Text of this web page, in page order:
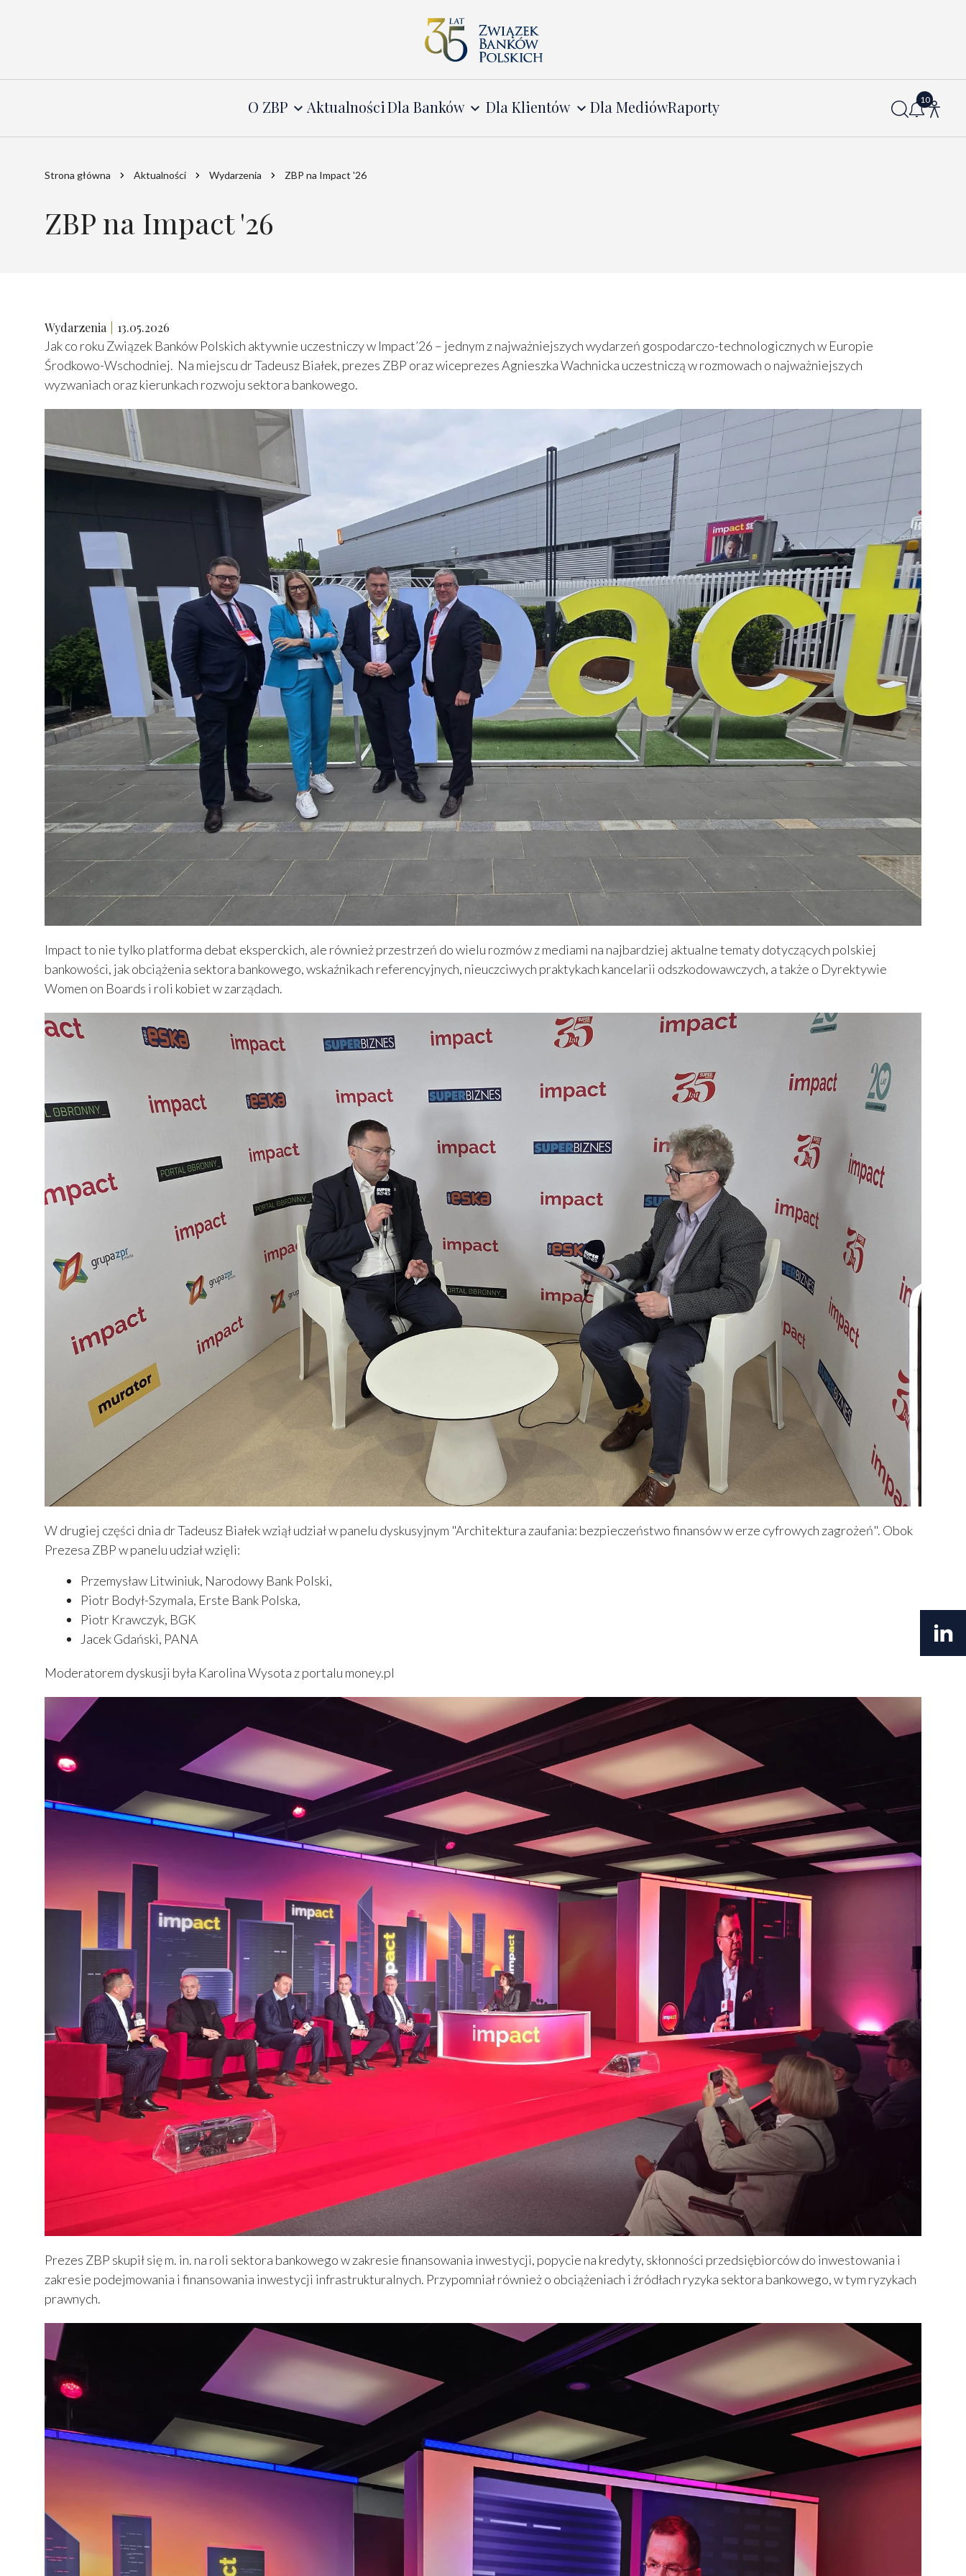
O ZBP AktualnościDla Banków Dla Klientów Dla MediówRaporty
Strona główna Aktualności Wydarzenia ZBP na Impact '26
ZBP na Impact '26
Wydarzenia 13.05.2026
Jak co roku Związek Banków Polskich aktywnie uczestniczy w Impact’26 – jednym z najważniejszych wydarzeń gospodarczo-technologicznych w Europie
Środkowo-Wschodniej. Na miejscu dr Tadeusz Białek, prezes ZBP oraz wiceprezes Agnieszka Wachnicka uczestniczą w rozmowach o najważniejszych
wyzwaniach oraz kierunkach rozwoju sektora bankowego.
Impact to nie tylko platforma debat eksperckich, ale również przestrzeń do wielu rozmów z mediami na najbardziej aktualne tematy dotyczących polskiej
bankowości, jak obciążenia sektora bankowego, wskaźnikach referencyjnych, nieuczciwych praktykach kancelarii odszkodowawczych, a także o Dyrektywie
Women on Boards i roli kobiet w zarządach.
W drugiej części dnia dr Tadeusz Białek wziął udział w panelu dyskusyjnym "Architektura zaufania: bezpieczeństwo finansów w erze cyfrowych zagrożeń". Obok
Prezesa ZBP w panelu udział wzięli:
Przemysław Litwiniuk, Narodowy Bank Polski,
Piotr Bodył-Szymala, Erste Bank Polska,
Piotr Krawczyk, BGK
Jacek Gdański, PANA
Moderatorem dyskusji była Karolina Wysota z portalu money.pl
Prezes ZBP skupił się m. in. na roli sektora bankowego w zakresie finansowania inwestycji, popycie na kredyty, skłonności przedsiębiorców do inwestowania i
zakresie podejmowania i finansowania inwestycji infrastrukturalnych. Przypomniał również o obciążeniach i źródłach ryzyka sektora bankowego, w tym ryzykach
prawnych.